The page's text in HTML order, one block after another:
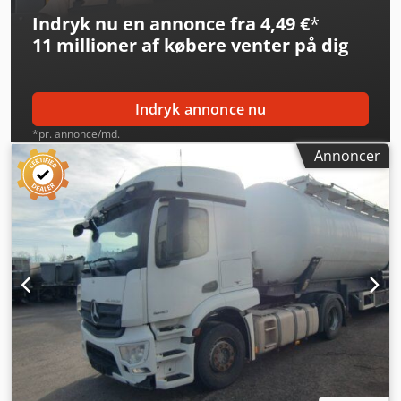
Mercedes Benz Actros 1840 MP4 | ABS, ASR, elektriske
vinduer, fartpilot | Automatgear, EURO6, klimaanlæg,
oliefyr | Sædevarme | Køleskab | Dæk foraksel
Csdpfx Aozkknwjavsrf
Indryk nu en annonce fra 4,49 €*
11 millioner af købere venter på dig
Indryk annonce nu
*pr. annonce/md.
Annoncer